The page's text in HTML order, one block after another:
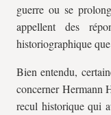
guerre ou se
appellent des
historiographique
Bien entendu,
concerner Hermann
recul historique qui